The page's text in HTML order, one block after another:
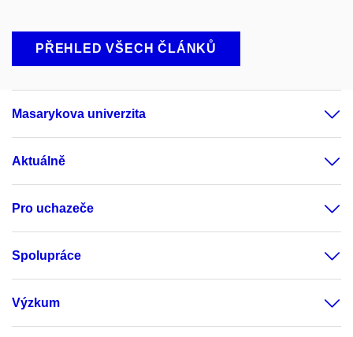
PŘEHLED VŠECH ČLÁNKŮ
Masarykova univerzita
Aktuálně
Pro uchazeče
Spolupráce
Výzkum